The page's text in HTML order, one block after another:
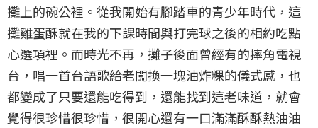
攤上的碗公裡。從我開始有腳踏車的青少年時代，這
攤雞蛋酥就在我的下課時間與打完球之後的相約吃點
心選項裡。而時光不再，攤子後面曾經有的摔角電視
台，唱一首台語歌給老闆換一塊油炸粿的儀式感，也
都變成了只要還能吃得到，還能找到這老味道，就會
覺得很珍惜很珍惜，很開心還有一口滿滿酥酥熱油油